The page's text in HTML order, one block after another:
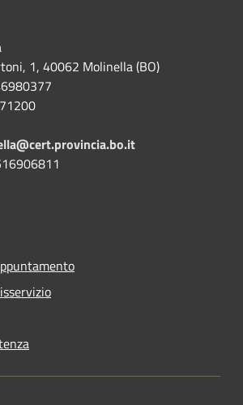
1, 40062 Molinella (BO)